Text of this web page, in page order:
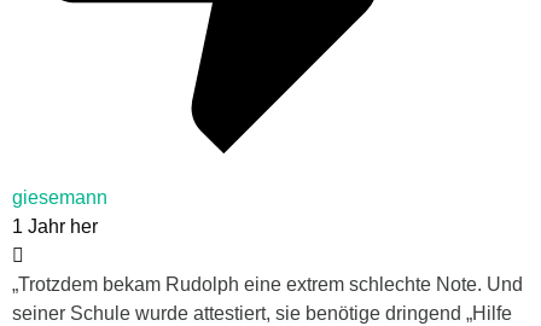
giesemann
1 Jahr her
„Trotzdem bekam Rudolph eine extrem schlechte Note. Und
seiner Schule wurde attestiert, sie benötige dringend „Hilfe